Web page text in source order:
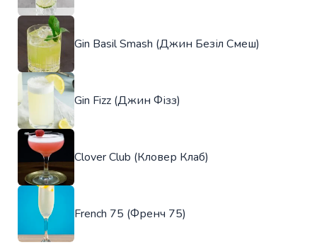
Gin Basil Smash (Джин Безіл Смеш)
Gin Fizz (Джин Фізз)
Clover Club (Кловер Клаб)
French 75 (Френч 75)